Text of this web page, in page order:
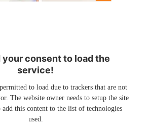
your consent to load the
service!
to load due to trackers that are not
The website owner needs to setup the site
this content to the list of technologies
used.